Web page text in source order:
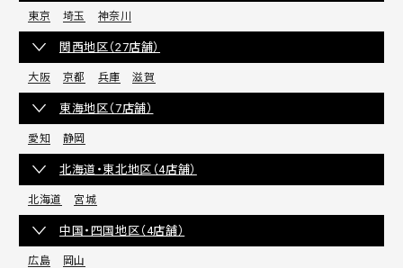
東京 埼玉 神奈川
関西地区（27店舗）
大阪 京都 兵庫 滋賀
東海地区（7店舗）
愛知 静岡
北海道・東北地区（4店舗）
北海道 宮城
中国・四国地区（4店舗）
広島 岡山